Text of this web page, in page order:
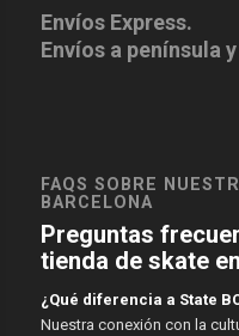
Envíos Express.
Envíos a península
FAQS SOBRE
BARCELONA
Preguntas
tienda de skate
¿Qué diferencia a State
Nuestra conexión con la